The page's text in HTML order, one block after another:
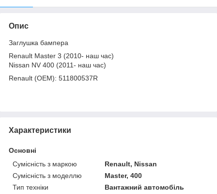
Опис
Заглушка бампера
Renault Master 3 (2010- наш час)
Nissan NV 400 (2011- наш час)
Renault (OEM): 511800537R
Характеристики
Основні
Сумісність з маркою
Renault, Nissan
Сумісність з моделлю
Master, 400
Тип техніки
Вантажний автомобіль